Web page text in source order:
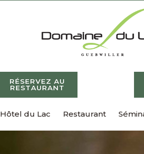
RÉSERVEZ AU
RESTAURANT
Hôtel du Lac Restaurant